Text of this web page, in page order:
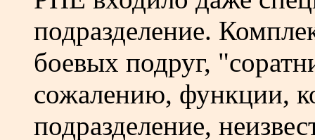
подразделение.
боевых подруг,
сожалению, функции,
подразделение,